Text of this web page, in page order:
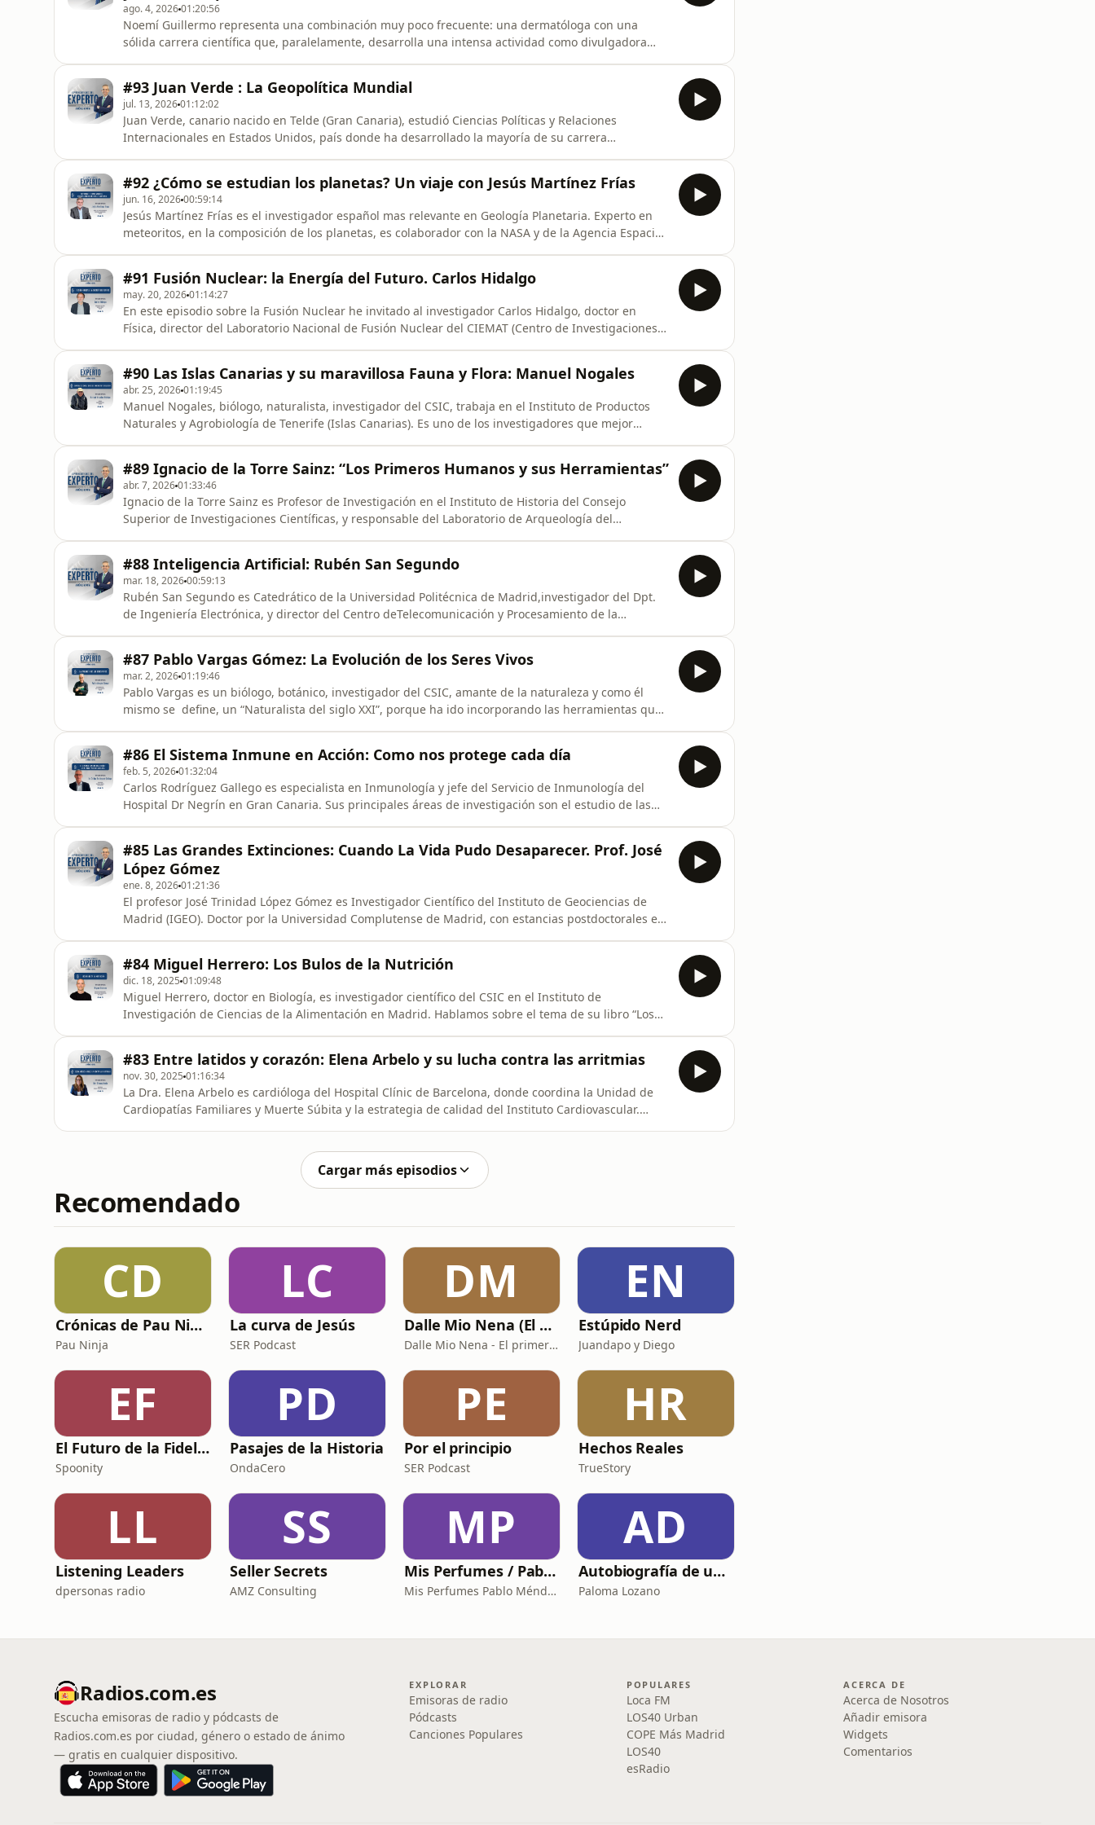
ago. 4, 202601:20:56
Noemí Guillermo representa una combinación muy poco frecuente: una dermatóloga con una
sólida carrera científica que, paralelamente, desarrolla una intensa actividad como divulgadora
cine (de pal
#93 Juan Verde : La Geopolítica Mundial
jul. 13, 202601:12:02
Juan Verde, canario nacido en Telde (Gran Canaria), estudió Ciencias Políticas y Relaciones
Internacionales en Estados Unidos, país donde ha desarrollado la mayoría de su carrera
comercial con la Administ
#92 ¿Cómo se estudian los planetas? Un viaje con Jesús Martínez Frías
jun. 16, 202600:59:14
Jesús Martínez Frías es el investigador español mas relevante en Geología Planetaria. Experto en
meteoritos, en la composición de los planetas, es colaborador con la NASA y de la Agencia Espacial
novelas de cie
#91 Fusión Nuclear: la Energía del Futuro. Carlos Hidalgo
may. 20, 202601:14:27
En este episodio sobre la Fusión Nuclear he invitado al investigador Carlos Hidalgo, doctor en
Física, director del Laboratorio Nacional de Fusión Nuclear del CIEMAT (Centro de Investigaciones
desarrollo ya es
#90 Las Islas Canarias y su maravillosa Fauna y Flora: Manuel Nogales
abr. 25, 202601:19:45
Manuel Nogales, biólogo, naturalista, investigador del CSIC, trabaja en el Instituto de Productos
Naturales y Agrobiología de Tenerife (Islas Canarias). Es uno de los investigadores que mejor
cómo evol
#89 Ignacio de la Torre Sainz: “Los Primeros Humanos y sus Herramientas”
abr. 7, 202601:33:46
Ignacio de la Torre Sainz es Profesor de Investigación en el Instituto de Historia del Consejo
Superior de Investigaciones Científicas, y responsable del Laboratorio de Arqueología del
proyecto de invest
#88 Inteligencia Artificial: Rubén San Segundo
mar. 18, 202600:59:13
Rubén San Segundo es Catedrático de la Universidad Politécnica de Madrid,investigador del Dpt.
de Ingeniería Electrónica, y director del Centro deTelecomunicación y Procesamiento de la
Tesis. Estancia en
#87 Pablo Vargas Gómez: La Evolución de los Seres Vivos
mar. 2, 202601:19:46
Pablo Vargas es un biólogo, botánico, investigador del CSIC, amante de la naturaleza y como él
mismo se define, un “Naturalista del siglo XXI”, porque ha ido incorporando las herramientas que
Madrid.
#86 El Sistema Inmune en Acción: Como nos protege cada día
feb. 5, 202601:32:04
Carlos Rodríguez Gallego es especialista en Inmunología y jefe del Servicio de Inmunología del
Hospital Dr Negrín en Gran Canaria. Sus principales áreas de investigación son el estudio de las
150 artículos en r
#85 Las Grandes Extinciones: Cuando La Vida Pudo Desaparecer. Prof. José
López Gómez
ene. 8, 202601:21:36
El profesor José Trinidad López Gómez es Investigador Científico del Instituto de Geociencias de
Madrid (IGEO). Doctor por la Universidad Complutense de Madrid, con estancias postdoctorales en
libro “L
#84 Miguel Herrero: Los Bulos de la Nutrición
dic. 18, 2025 01:09:48
Miguel Herrero, doctor en Biología, es investigador científico del CSIC en el Instituto de
Investigación de Ciencias de la Alimentación en Madrid. Hablamos sobre el tema de su libro “Los
microalgas. Esta
#83 Entre latidos y corazón: Elena Arbelo y su lucha contra las arritmias
nov. 30, 2025 01:16:34
La Dra. Elena Arbelo es cardióloga del Hospital Clínic de Barcelona, donde coordina la Unidad de
Cardiopatías Familiares y Muerte Súbita y la estrategia de calidad del Instituto Cardiovascular.
Cargar más episodios
Recomendado
CD
Crónicas de Pau Ninja
Pau Ninja
LC
La curva de Jesús
SER Podcast
DM
Dalle Mio Nena (El primer podcast rural de España)
Dalle Mio Nena - El primer podcast rural de España
EN
Estúpido Nerd
Juandapo y Diego
EF
El Futuro de la Fidelización
Spoonity
PD
Pasajes de la Historia
OndaCero
PE
Por el principio
SER Podcast
HR
Hechos Reales
TrueStory
LL
Listening Leaders
dpersonas radio
SS
Seller Secrets
AMZ Consulting
MP
Mis Perfumes / Pablo Méndez
Mis Perfumes Pablo Méndez
AD
Autobiografía de un Yogui con sitar
Paloma Lozano
Radios.com.es
Escucha emisoras de radio y pódcasts de
Radios.com.es por ciudad, género o estado de ánimo
— gratis en cualquier dispositivo.
EXPLORAR
Emisoras de radio
Pódcasts
Canciones Populares
POPULARES
Loca FM
LOS40 Urban
COPE Más Madrid
LOS40
esRadio
ACERCA DE
Acerca de Nosotros
Añadir emisora
Widgets
Comentarios